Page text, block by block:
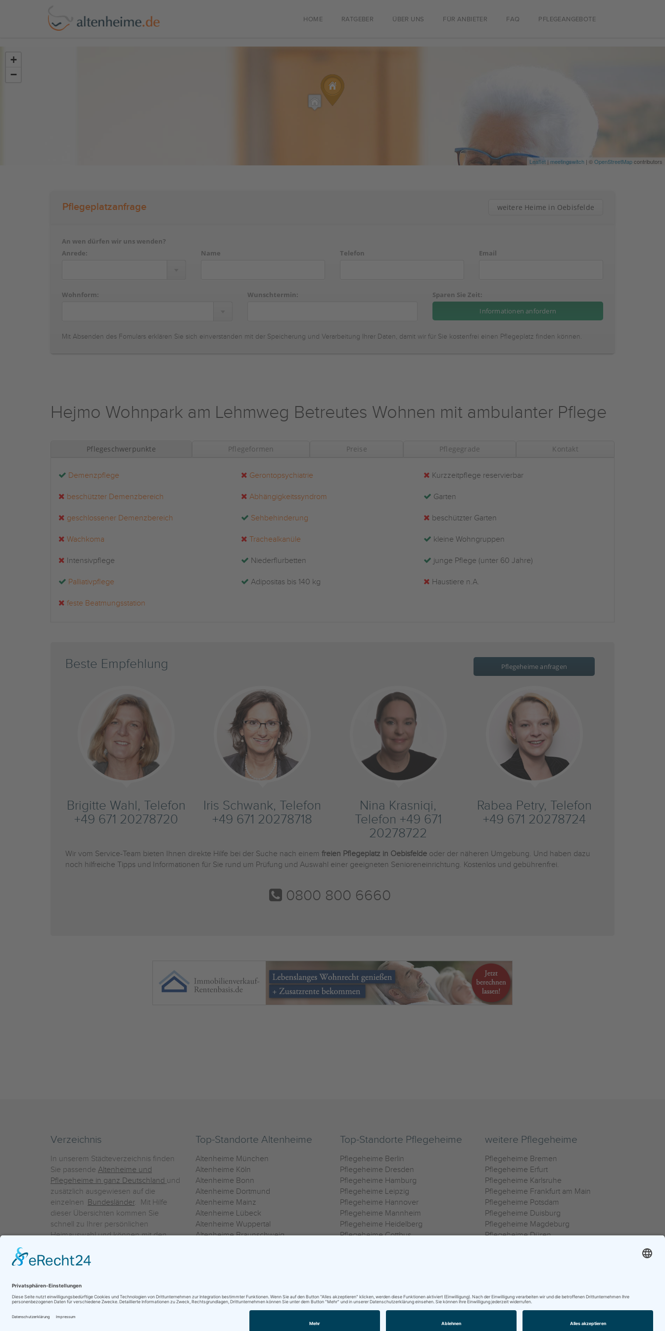
HOME RATGEBER ÜBER UNS FÜR ANBIETER FAQ PFLEGEANGEBOTE
+
−
Leaflet | meetingswitch | ©OpenStreetMapcontributors
Pflegeplatzanfrage weitere Heime in Oebisfelde
An wen dürfen wir uns wenden?
Anrede:
Name Telefon Email
Wohnform: Wunschtermin: Sparen Sie Zeit:
Mit Absenden des Fomulars erklären Sie sich einverstanden mit der Speicherung und Verarbeitung Ihrer Daten, damit wir für Sie kostenfrei einen Pflegeplatz finden können.
Hejmo Wohnpark am Lehmweg Betreutes Wohnen mit ambulanter Pflege
Pflegeschwerpunkte Pflegeformen Preise Pflegegrade Kontakt
Demenzpflege Gerontopsychiatrie Kurzzeitpflege reservierbar
beschützter Demenzbereich Abhängigkeitssyndrom Garten
geschlossener Demenzbereich Sehbehinderung beschützter Garten
Wachkoma Trachealkanüle kleine Wohngruppen
Intensivpflege Niederflurbetten junge Pflege (unter 60 Jahre)
Palliativpflege Adipositas bis 140 kg Haustiere n.A.
feste Beatmungsstation
Beste Empfehlung Pflegeheime anfragen
Brigitte Wahl, Telefon
+49 671 20278720
Iris Schwank, Telefon
+49 671 20278718
Nina Krasniqi,
Telefon +49 671
20278722
Rabea Petry, Telefon
+49 671 20278724
Wir vom Service-Team bieten Ihnen direkte Hilfe bei der Suche nach einem freien Pflegeplatz in Oebisfelde oder der näheren Umgebung. Und haben dazu
noch hilfreiche Tipps und Informationen für Sie rund um Prüfung und Auswahl einer geeigneten Senioreneinrichtung. Kostenlos und gebührenfrei.
0800 800 6660
Verzeichnis
In unserem Städteverzeichnis finden
Sie passende Altenheime und
Pflegeheime in ganz Deutschland und
zusätzlich ausgewiesen auf die
einzelnen Bundesländer. Mit Hilfe
dieser Übersichten kommen Sie
schnell zu Ihrer persönlichen
Heimauswahl und können mit den
einzelnen Häuser Leistungsvergleiche
vornehmen.
Top-Standorte Altenheime
Altenheime München
Altenheime Köln
Altenheime Bonn
Altenheime Dortmund
Altenheime Mainz
Altenheime Lübeck
Altenheime Wuppertal
Altenheime Braunschweig
Top-Standorte Pflegeheime
Pflegeheime Berlin
Pflegeheime Dresden
Pflegeheime Hamburg
Pflegeheime Leipzig
Pflegeheime Hannover
Pflegeheime Mannheim
Pflegeheime Heidelberg
Pflegeheime Cottbus
weitere Pflegeheime
Pflegeheime Bremen
Pflegeheime Erfurt
Pflegeheime Karlsruhe
Pflegeheime Frankfurt am Main
Pflegeheime Potsdam
Pflegeheime Duisburg
Pflegeheime Magdeburg
Pflegeheime Düren
0800 800 666 0